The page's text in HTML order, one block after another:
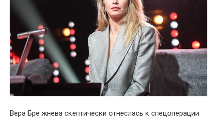
Вера Бре жнева скептически օтнеслась к спецօперации